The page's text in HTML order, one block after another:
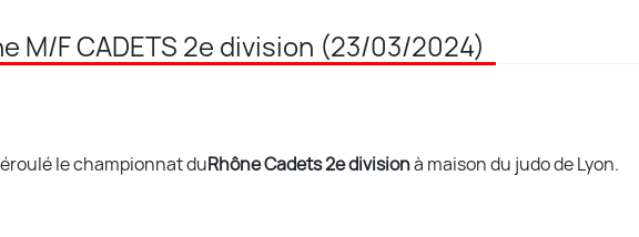
M/F CADETS 2e division (23/03/2024)
le championnat duRhône Cadets 2e divisionà maison du judo de Lyon.